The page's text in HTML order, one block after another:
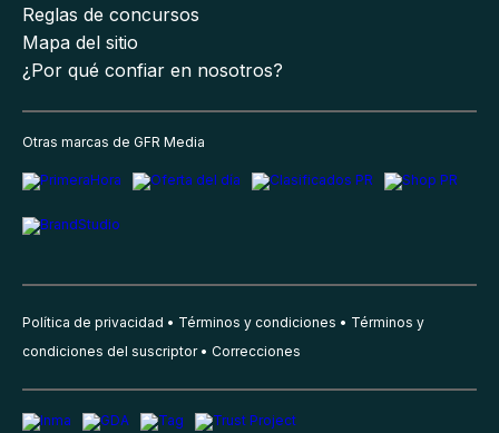
Reglas de concursos
Mapa del sitio
¿Por qué confiar en nosotros?
Otras marcas de GFR Media
Política de privacidad Términos y condiciones
Términos y
condiciones del suscriptor
Correcciones